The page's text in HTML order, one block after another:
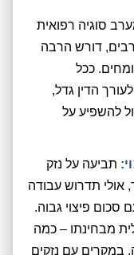
סוגיה רפואית
רבים, דורש הרבה
ככל
הדין גדל,
להשפיע על
תביעה על נזק
אולי תדרוש עבודה
סכום פיצוי גבוה.
מבחינתו – כמה
במקרים עם נזקים